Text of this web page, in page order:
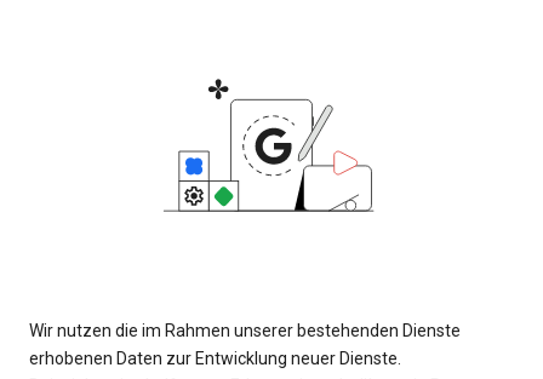
Wir nutzen die im Rahmen unserer bestehenden Dienste
erhobenen Daten zur Entwicklung neuer Dienste.